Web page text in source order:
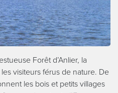
Forêt d’Anlier, la
visiteurs férus de nature. De
les bois et petits villages